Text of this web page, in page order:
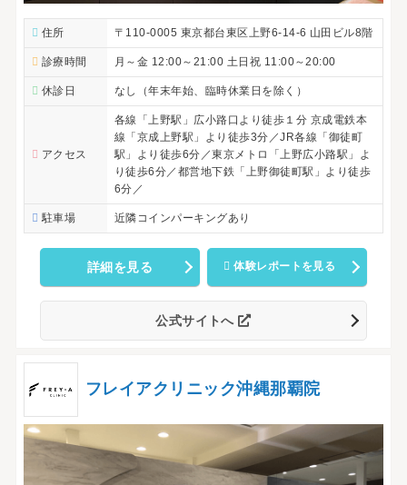
住所 〒110-0005 東京都台東区上野6-14-6 山田ビル8階
診療時間 月～金 12:00～21:00 土日祝 11:00～20:00
休診日 なし（年末年始、臨時休業日を除く）
アクセス
各線「上野駅」広小路口より徒歩１分 京成電鉄本
線「京成上野駅」より徒歩3分／JR各線「御徒町
駅」より徒歩6分／東京メトロ「上野広小路駅」よ
り徒歩6分／都営地下鉄「上野御徒町駅」より徒歩
6分／
駐車場 近隣コインパーキングあり
詳細を見る 体験レポートを見る
公式サイトへ
フレイアクリニック沖縄那覇院